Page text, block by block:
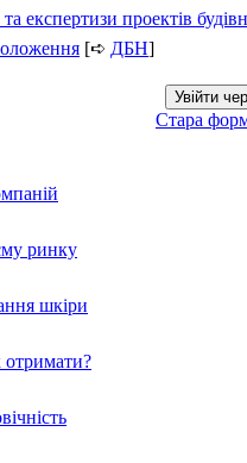
експертизи проектів
[➪ ДБН]
Увійти
Стара
ринку
шкіри